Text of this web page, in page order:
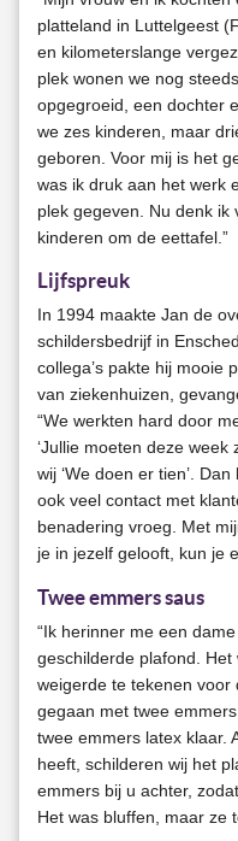
platteland in Luttelgeest
en kilometerslange
plek wonen we nog
opgegroeid, een dochter
we zes kinderen, maar
geboren. Voor mij is het
was ik druk aan het werk
plek gegeven. Nu denk ik
kinderen om de eettafel.”
Lijfspreuk
In 1994 maakte Jan de
schildersbedrijf in
collega’s pakte hij mooie
van ziekenhuizen,
“We werkten hard door
‘Jullie moeten deze week
wij ‘We doen er tien’.
ook veel contact met
benadering vroeg. Met
je in jezelf gelooft, kun je
Twee emmers saus
“Ik herinner me een
geschilderde plafond.
weigerde te tekenen
gegaan met twee
twee emmers latex klaar.
heeft, schilderen wij het
emmers bij u achter,
Het was bluffen, maar ze